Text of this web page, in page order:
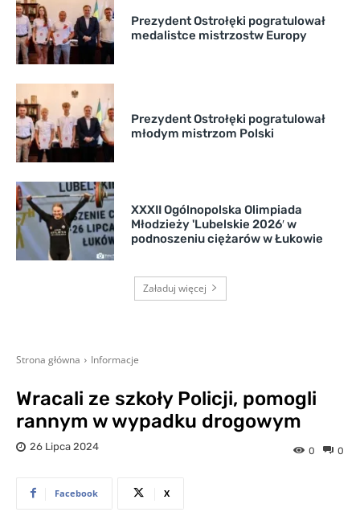
Prezydent Ostrołęki pogratulował
medalistce mistrzostw Europy
Prezydent Ostrołęki pogratulował
młodym mistrzom Polski
XXXII Ogólnopolska Olimpiada
Młodzieży 'Lubelskie 2026′ w
podnoszeniu ciężarów w Łukowie
Załaduj więcej